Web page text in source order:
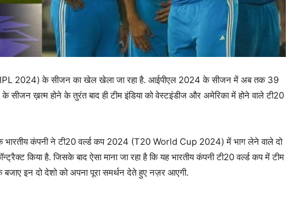
2024) के सीजन का खेल खेला जा रहा है. आईपीएल 2024 के सीजन में अब तक 39
ख़त्म होने के तुरंत बाद ही टीम इंडिया को वेस्टइंडीज और अमेरिका में होने वाले टी20
भारतीय कंपनी ने टी20 वर्ल्ड कप 2024 (T20 World Cup 2024) में भाग लेने वाले दो
किया है. जिसके बाद ऐसा माना जा रहा है कि यह भारतीय कंपनी टी20 वर्ल्ड कप में टीम
इन दो देशो को अपना पूरा समर्थन देते हुए नज़र आएगी.